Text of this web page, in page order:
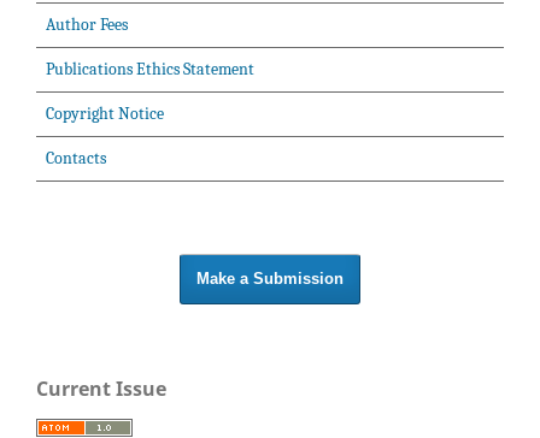
Author Fees
Publications Ethics Statement
Copyright Notice
Contacts
Make a Submission
Current Issue